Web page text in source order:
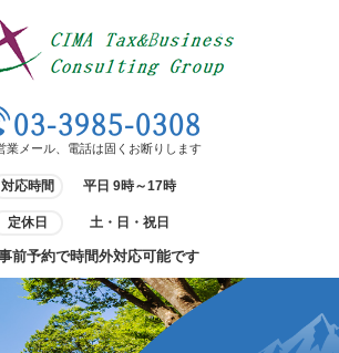
03-3985-0308
業メール、電話は固くお断りします
対応時間 平日 9時～17時
定休日 土・日・祝日
前予約で時間外対応可能です